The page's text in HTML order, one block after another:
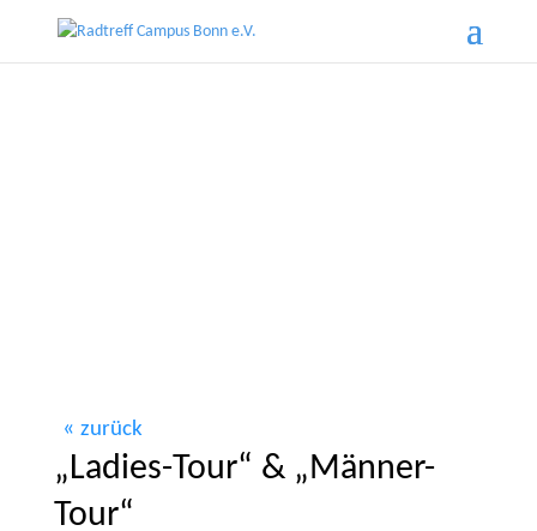
zurück
„Ladies-Tour“ & „Männer-
Tour“